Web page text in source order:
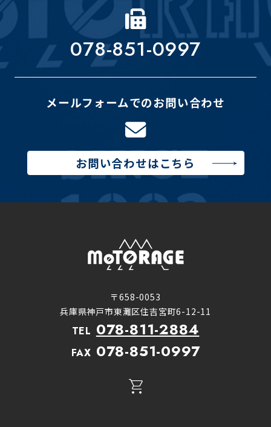
078-851-0997
メールフォームでのお問い合わせ
お問い合わせはこちら
〒658-0053
兵庫県神戸市東灘区住吉宮町6-12-11
TEL 078-811-2884
FAX 078-851-0997